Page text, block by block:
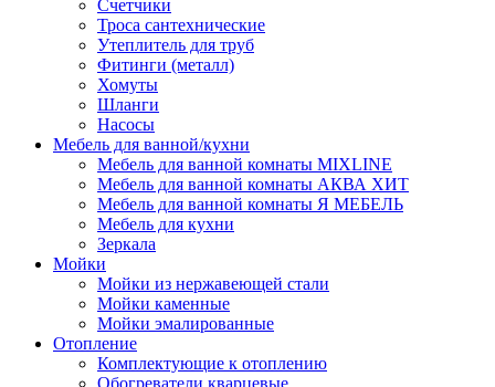
Счетчики
Троса сантехнические
Утеплитель для труб
Фитинги (металл)
Хомуты
Шланги
Насосы
Мебель для ванной/кухни
Мебель для ванной комнаты MIXLINE
Мебель для ванной комнаты АКВА ХИТ
Мебель для ванной комнаты Я МЕБЕЛЬ
Мебель для кухни
Зеркала
Мойки
Мойки из нержавеющей стали
Мойки каменные
Мойки эмалированные
Отопление
Комплектующие к отоплению
Обогреватели кварцевые